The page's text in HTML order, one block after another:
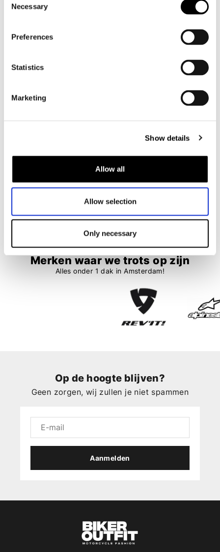
Selection
Necessary
Preferences
Statistics
Marketing
Show details
Allow all
Allow selection
Only necessary
Rev'it
Merken waar we trots op zijn
Alles onder 1 dak in Amsterdam!
Op de hoogte blijven?
Geen zorgen, wij zullen je niet spammen
Aanmelden